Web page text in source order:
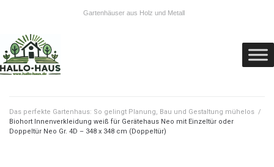
Gartenhäuser aus Holz und Metall
Das perfekte Gartenhaus: So gelingt Planung, Bau und Gestaltung mühelos /
Biohort Innenverkleidung weiß für Gerätehaus Neo mit Einzeltür oder
Doppeltür Neo Gr. 4D – 348 x 348 cm (Doppeltür)